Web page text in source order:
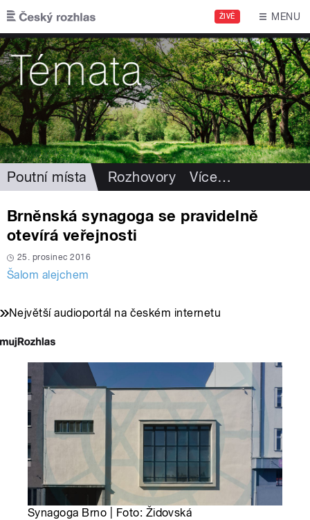
Přejít k hlavnímu obsahu
ŽIVĚ MENU
Poutní místa Rozhovory Více…
Brněnská synagoga se pravidelně
otevírá veřejnosti
25. prosinec 2016
Šalom alejchem
Největší audioportál na českém internetu
Synagoga Brno | Foto: Židovská